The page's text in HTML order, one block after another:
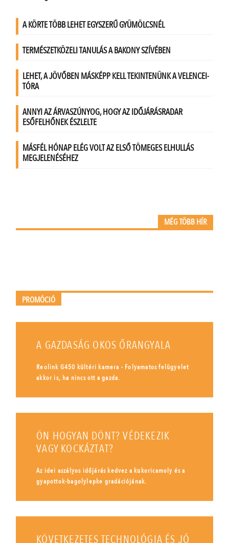
MÉG TÖBB HÍR
PROMÓCIÓ
A GAZDASÁG OKOS ŐRANGYALA
Reolink G450 kültéri kamera - Folyamatos felügyelet
akkor is, ha nincs ott a gazda.
ÖN HOGYAN DÖNT? VÉDEKEZIK
VAGY KOCKÁZTAT?
Az idei aszályos időjárás kedvez a kukoricamoly és a
gyapottok-bagolylepke gradációjának.
KÖVETKEZETES TECHNOLÓGIA ÉS JÓ